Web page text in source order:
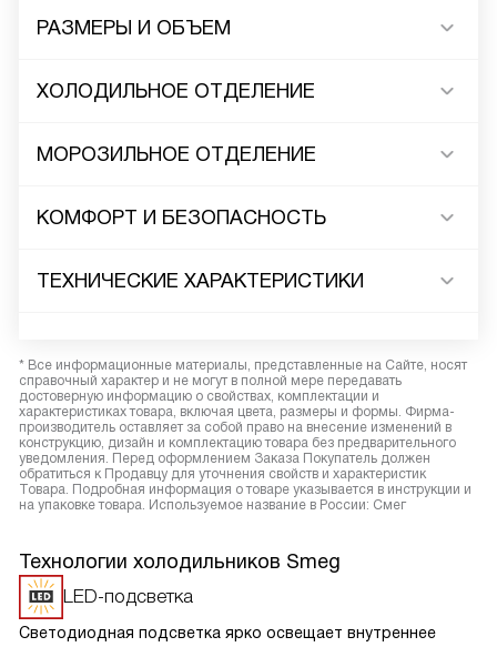
РАЗМЕРЫ И ОБЪЕМ
ХОЛОДИЛЬНОЕ ОТДЕЛЕНИЕ
МОРОЗИЛЬНОЕ ОТДЕЛЕНИЕ
КОМФОРТ И БЕЗОПАСНОСТЬ
ТЕХНИЧЕСКИЕ ХАРАКТЕРИСТИКИ
* Все информационные материалы, представленные на Сайте, носят
справочный характер и не могут в полной мере передавать
достоверную информацию о свойствах, комплектации и
характеристиках товара, включая цвета, размеры и формы. Фирма-
производитель оставляет за собой право на внесение изменений в
конструкцию, дизайн и комплектацию товара без предварительного
уведомления. Перед оформлением Заказа Покупатель должен
обратиться к Продавцу для уточнения свойств и характеристик
Товара. Подробная информация о товаре указывается в инструкции и
на упаковке товара. Используемое название в России: Смег
Технологии холодильников Smeg
LED-подсветка
Светодиодная подсветка ярко освещает внутреннее